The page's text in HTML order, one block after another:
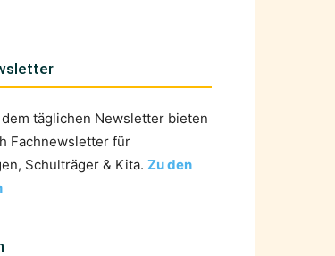
täglichen Newsletter bieten
Fachnewsletter für
Schulträger & Kita. Zu den